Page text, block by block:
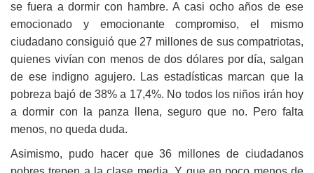
se fuera a dormir con hambre. A casi ocho años de ese
emocionado y emocionante compromiso, el mismo
ciudadano consiguió que 27 millones de sus compatriotas,
quienes vivían con menos de dos dólares por día, salgan
de ese indigno agujero. Las estadísticas marcan que la
pobreza bajó de 38% a 17,4%. No todos los niños irán hoy
a dormir con la panza llena, seguro que no. Pero falta
menos, no queda duda.
Asimismo, pudo hacer que 36 millones de ciudadanos